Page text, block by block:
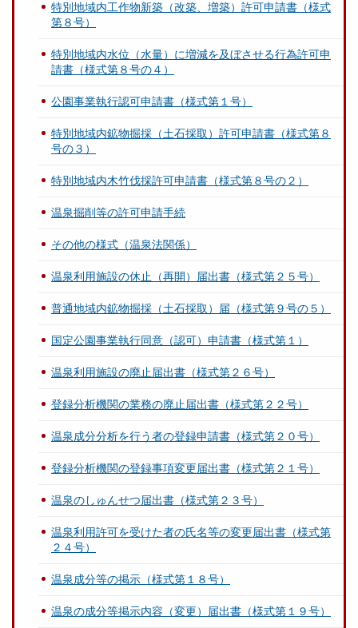
特別地域内工作物新築（改築、増築）許可申請書（様式
第８号）
特別地域内水位（水量）に増減を及ぼさせる行為許可申
請書（様式第８号の４）
公園事業執行認可申請書（様式第１号）
特別地域内鉱物掘採（土石採取）許可申請書（様式第８
号の３）
特別地域内木竹伐採許可申請書（様式第８号の２）
温泉掘削等の許可申請手続
その他の様式（温泉法関係）
温泉利用施設の休止（再開）届出書（様式第２５号）
普通地域内鉱物掘採（土石採取）届（様式第９号の５）
国定公園事業執行同意（認可）申請書（様式第１）
温泉利用施設の廃止届出書（様式第２６号）
登録分析機関の業務の廃止届出書（様式第２２号）
温泉成分分析を行う者の登録申請書（様式第２０号）
登録分析機関の登録事項変更届出書（様式第２１号）
温泉のしゅんせつ届出書（様式第２３号）
温泉利用許可を受けた者の氏名等の変更届出書（様式第
２４号）
温泉成分等の掲示（様式第１８号）
温泉の成分等掲示内容（変更）届出書（様式第１９号）